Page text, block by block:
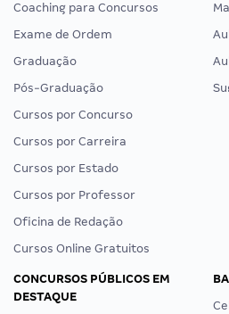
Coaching para Concursos
Exame de Ordem
Graduação
Pós-Graduação
Cursos por Concurso
Cursos por Carreira
Cursos por Estado
Cursos por Professor
Oficina de Redação
Cursos Online Gratuitos
CONCURSOS PÚBLICOS EM
DESTAQUE